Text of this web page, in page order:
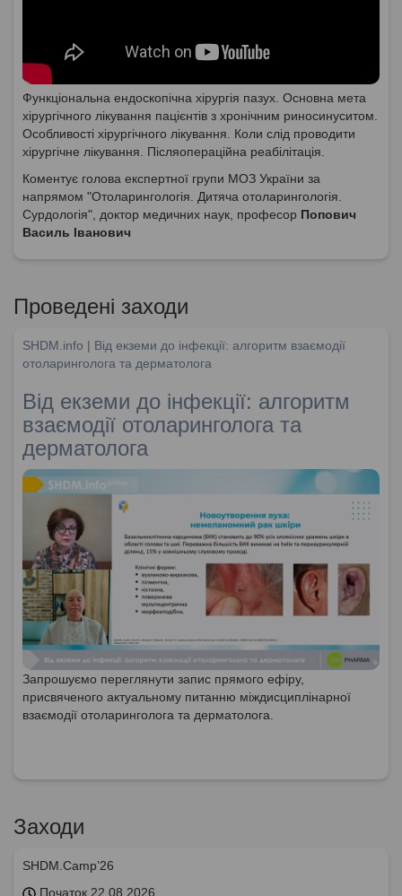
Функціональна ендоскопічна хірургія пазух. Основна мета
хірургічного лікування пацієнтів з хронічним риносинуситом.
Особливості хірургічного лікування. Коли слід проводити
хірургічне лікування. Післяопераційна реабілітація.
Коментує голова експертної групи МОЗ України за
напрямом "Отоларингологія. Дитяча отоларингологія.
Сурдологія", доктор медичних наук, професор Попович
Василь Іванович
Проведені заходи
SHDM.info | Від екземи до інфекції: алгоритм взаємодії
отоларинголога та дерматолога
Від екземи до інфекції: алгоритм
взаємодії отоларинголога та
дерматолога
Запрошуємо переглянути запис прямого ефіру,
присвяченого актуальному питанню міждисциплінарної
взаємодії отоларинголога та дерматолога.
Заходи
SHDM.Camp’26
Початок 22.08.2026